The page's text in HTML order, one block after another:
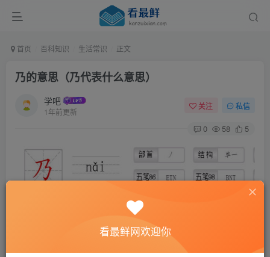
首页 百科知识 生活常识 正文
乃的意思（乃代表什么意思）
学吧
1年前更新
关注 私信
0 58 5
看最鲜网欢迎你